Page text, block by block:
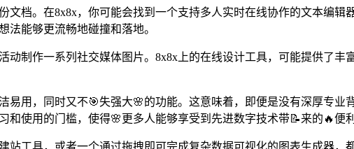
文档。在8x8x，你可能会找到一个支持多人实时在线协作的文本编
法能够更流畅地碰撞和落地。
动制作一系列社交媒体图片。8x8x上的在线设计工具，可能提供了
易用，同时又不🎯失强大🌸的功能。这意味着，即便是没有深厚专
使用的门槛，使得🌸更多人能够享受到先进数字技术带📝来的🔥便利